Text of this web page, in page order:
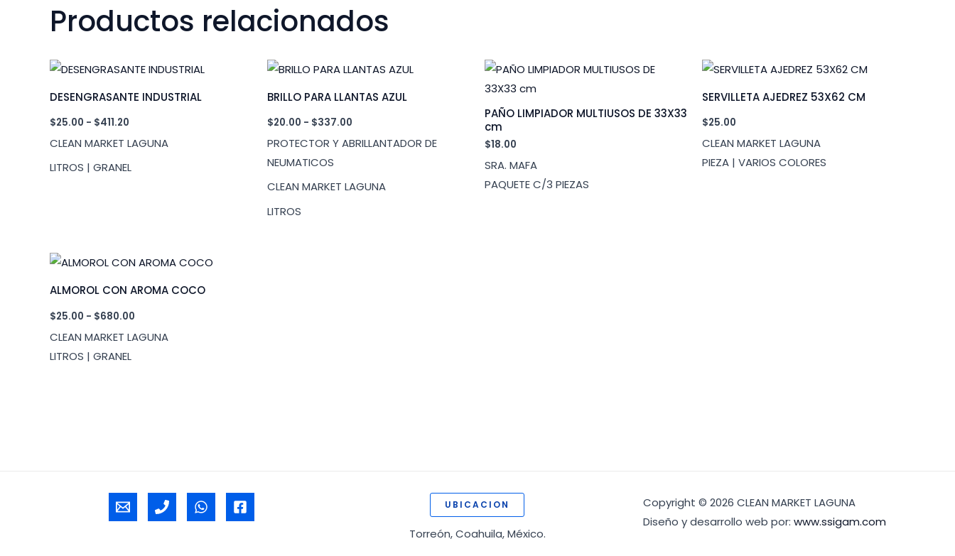
Productos relacionados
DESENGRASANTE INDUSTRIAL
$25.00 - $411.20
precios:
$25.00
CLEAN MARKET LAGUNA
LITROS | GRANEL
BRILLO PARA LLANTAS AZUL
$20.00 - $337.00
precios:
hasta
$337.00
PROTECTOR Y ABRILLANTADOR DE
NEUMATICOS
CLEAN MARKET LAGUNA
LITROS
PAÑO LIMPIADOR MULTIUSOS DE 33X33
cm
$18.00
SRA. MAFA
PAQUETE C/3 PIEZAS
SERVILLETA AJEDREZ 53X62 CM
$25.00
CLEAN MARKET LAGUNA
PIEZA | VARIOS COLORES
ALMOROL CON AROMA COCO
$25.00 - $680.00
precios:
CLEAN MARKET LAGUNA
LITROS | GRANEL
UBICACION
Torreón, Coahuila, México.
Copyright © 2026 CLEAN MARKET LAGUNA
Diseño y desarrollo web por:www.ssigam.com